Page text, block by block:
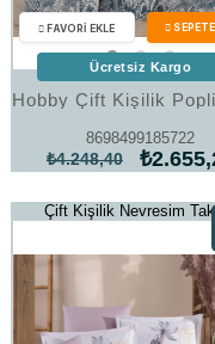
8698499185722
₺4.248,40
Ücretsiz Kargo
Çift Kişilik Nevresim